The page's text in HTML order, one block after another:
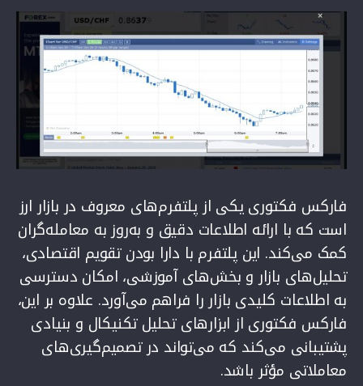
فارکس فکتوری یکی از پلتفرم‌های معروف در بازار ارز
است که با ارائه اطلاعات دقیق و به‌روز به معامله‌گران
کمک می‌کند. این پلتفرم با دارا بودن تقویم اقتصادی،
تحلیل‌های بازار و بخش‌های آموزشی، امکان دسترسی
به اطلاعات کلیدی بازار را فراهم می‌آورد. علاوه بر این،
فارکس فکتوری از ابزارهای تحلیل تکنیکال و بنیادی
پشتیبانی می‌کند که می‌تواند در تصمیم‌گیری‌های
معاملاتی مؤثر باشد.